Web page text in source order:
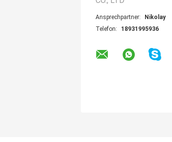
Ansprechpartner:
Nikolay
Telefon:
18931995936